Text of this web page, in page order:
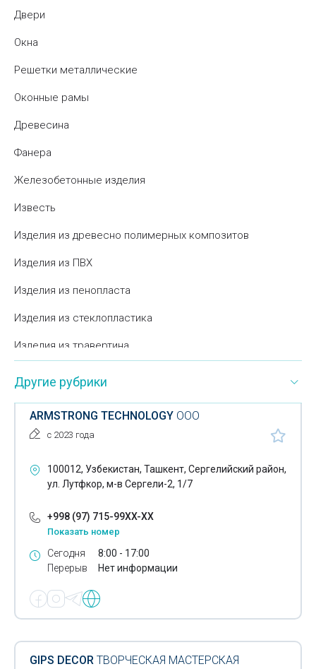
Двери
Окна
Решетки металлические
Оконные рамы
Древесина
Фанера
Железобетонные изделия
Известь
Изделия из древесно полимерных композитов
Изделия из ПВХ
Изделия из пенопласта
Изделия из стеклопластика
Изделия из травертина
Изоляционные материалы
Искусственные покрытия
Кафель
Керамическая плитка
Керамогранит
Кирпичи
Кладочные растворы
Клинец
Колер краски
Комплектующие к окнам
Другие рубрики
ARMSTRONG TECHNOLOGY ООО
с 2023 года
100012, Узбекистан, Ташкент, Сергелийский район,
ул. Лутфкор, м-в Сергели-2, 1/7
+998 (97) 715-99XX-XX
Показать номер
Сегодня
Перерыв
8:00 - 17:00
Нет информации
GIPS DECOR ТВОРЧЕСКАЯ МАСТЕРСКАЯ